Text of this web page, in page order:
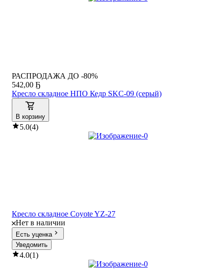
РАСПРОДАЖА ДО -80%
542,00 Ҕ
Кресло складное НПО Кедр SKC-09 (серый)
В корзину
5.0(4)
Кресло складное Coyote YZ-27
Нет в наличии
Есть уценка
Уведомить
4.0(1)